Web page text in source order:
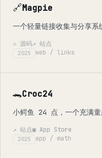
🔗Magpie
一个轻量链接收集与分享系
⟐ 源码↗ 站点
2025 web / links
🐊Croc24
小鳄鱼 24 点，一个充满
↗ 站点▣ App Store
2025 app / math